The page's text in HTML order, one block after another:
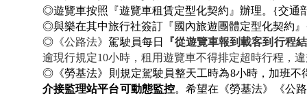
◎遊覽車按照『遊覽車租賃定型化契約』辦理。{交通
◎與樂在其中旅行社簽訂『國內旅遊團體定型化契約
◎ 《公路法》駕駛員每日
『從遊覽車報到載客到行程
逾現行規定10小時，租用遊覽車不得排定超時行程，
◎ 《勞基法》則規定駕駛員整天工時為8小時，加班
介接監理站平台可動態監控。希望在《勞基法》《公